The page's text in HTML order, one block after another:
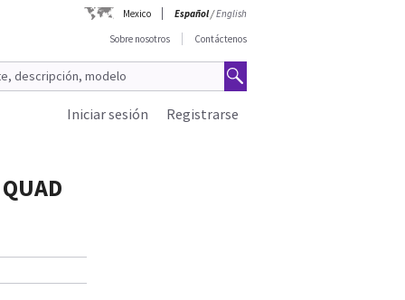
Mexico Español/English
Sobre nosotros
Contáctenos
Registrarse
Iniciar sesión